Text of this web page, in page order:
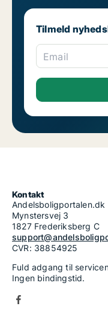
Tilmeld
Email
Kontakt
Andelsboligportalen.dk
Mynstersvej 3
1827 Frederiksberg C
CVR: 38854925
Fuld adgang til
Ingen bindingstid.